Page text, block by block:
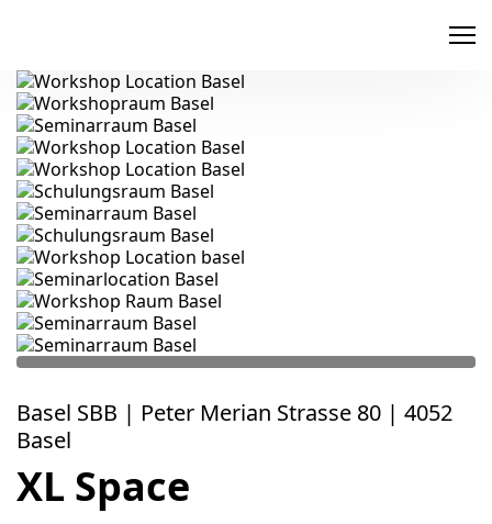
Basel SBB | Peter Merian Strasse 80 | 4052
Basel
XL Space